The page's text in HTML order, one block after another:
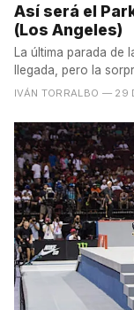
Así será el
(Los Angeles)
La última parada de
llegada, pero la
IVÁN TORRALBO — 29